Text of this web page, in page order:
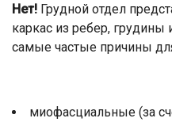
Нет! Грудной отдел
каркас из ребер,
самые частые причины
миофасциальные (за